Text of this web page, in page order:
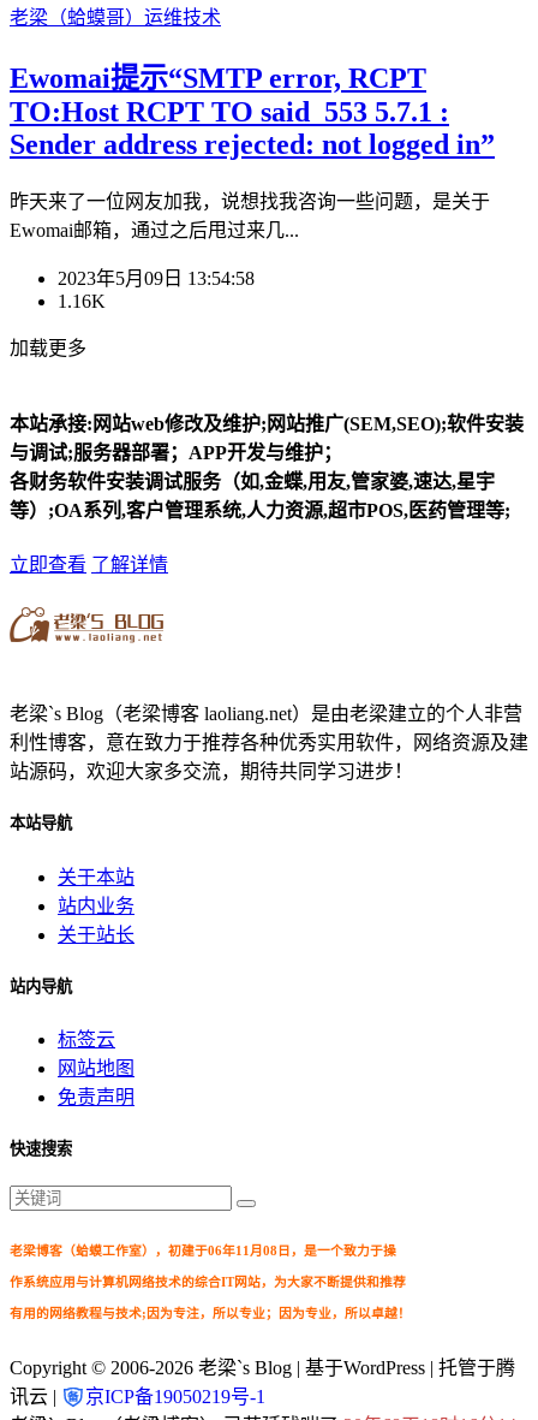
老梁（蛤蟆哥） 运维技术
Ewomai提示“SMTP error, RCPT
TO:Host RCPT TO said 553 5.7.1 :
Sender address rejected: not logged in”
昨天来了一位网友加我，说想找我咨询一些问题，是关于
Ewomai邮箱，通过之后甩过来几...
2023年5月09日 13:54:58
1.16K
加载更多
本站承接:网站web修改及维护;网站推广(SEM,SEO);软件安装
与调试;服务器部署；APP开发与维护；
各财务软件安装调试服务（如,金蝶,用友,管家婆,速达,星宇
等）;OA系列,客户管理系统,人力资源,超市POS,医药管理等;
立即查看 了解详情
老梁`s Blog（老梁博客 laoliang.net）是由老梁建立的个人非营
利性博客，意在致力于推荐各种优秀实用软件，网络资源及建
站源码，欢迎大家多交流，期待共同学习进步！
本站导航
关于本站
站内业务
关于站长
站内导航
标签云
网站地图
免责声明
快速搜索
老梁博客（蛤蟆工作室），初建于06年11月08日，是一个致力于操
作系统应用与计算机网络技术的综合IT网站，为大家不断提供和推荐
有用的网络教程与技术;因为专注，所以专业；因为专业，所以卓越！
Copyright © 2006-2026 老梁`s Blog | 基于WordPress | 托管于腾
讯云 |
京ICP备19050219号-1